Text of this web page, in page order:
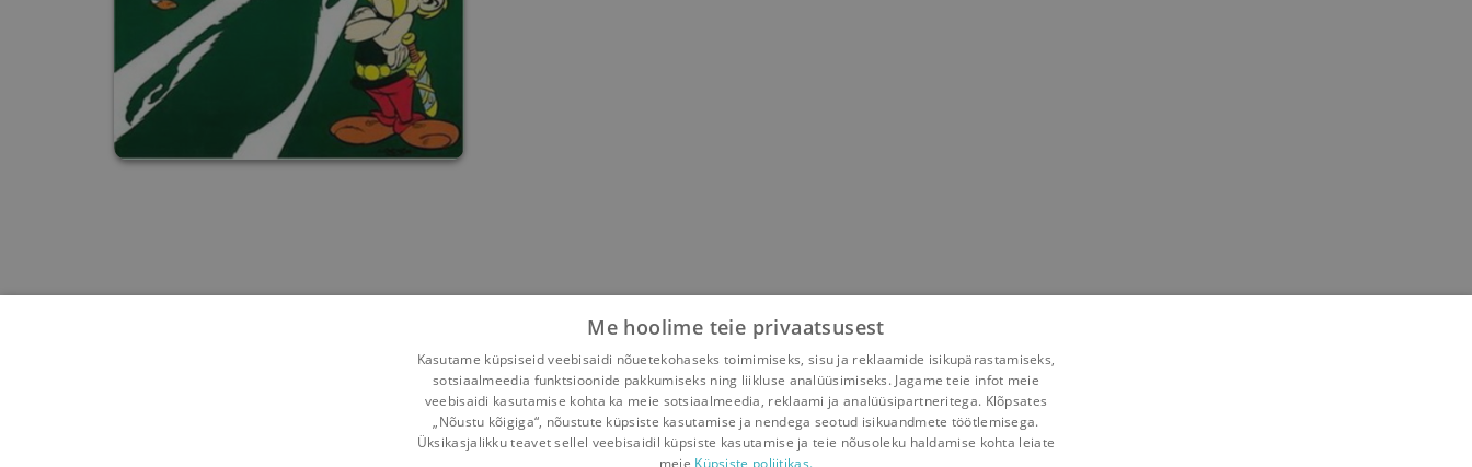
Me hoolime teie privaatsusest
Kasutame küpsiseid veebisaidi nõuetekohaseks toimimiseks, sisu ja reklaamide isikupärastamiseks,
sotsiaalmeedia funktsioonide pakkumiseks ning liikluse analüüsimiseks. Jagame teie infot meie
veebisaidi kasutamise kohta ka meie sotsiaalmeedia, reklaami ja analüüsipartneritega. Klõpsates
„Nõustu kõigiga“, nõustute küpsiste kasutamise ja nendega seotud isikuandmete töötlemisega.
Üksikasjalikku teavet sellel veebisaidil küpsiste kasutamise ja teie nõusoleku haldamise kohta leiate
meie Küpsiste poliitikas.